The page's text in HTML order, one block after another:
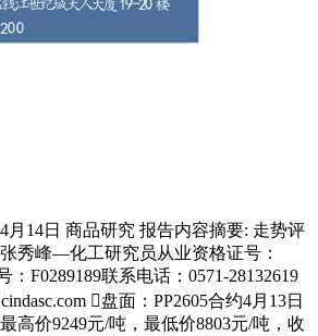
月14日 商品研究 报告内容摘要: 走势评
秀峰—化工研究员从业资格证号：
：F0289189联系电话：0571-28132619
盘面：PP2605合约4月13日
高价9249元/吨，最低价8803元/吨，收